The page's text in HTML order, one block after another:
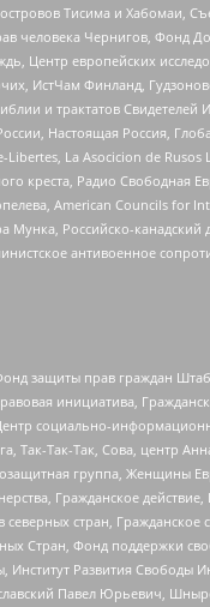
Тисима и Хабомаи,
человека Чернигов, Фонд
Центр европейских
ИстЧам Финланд,
и трактатов Свидетелей
Настоящая Россия,
La Asocicion de
креста, Радио Свободная
American Councils for
Российско-
антивоенное
защиты прав граждан
инициатива,
социально-
Так-Так, Сова, центр
группа, Женщины
Гражданское
стран, Гражданское
Стран, Фонд поддержки
Развития
Павел Юрьевич,